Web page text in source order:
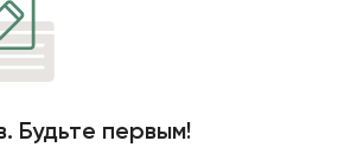
Будьте первым!